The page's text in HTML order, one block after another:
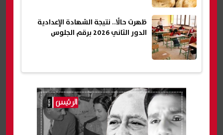
ظهرت حالًا.. نتيجة الشهادة الإعدادية
الدور الثاني 2026 برقم الجلوس